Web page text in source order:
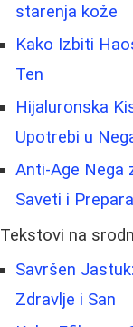
starenja kože
Kako Izbiti
Ten
Hijaluronska
Upotrebi u
Anti-Age Nega
Saveti i
Tekstovi na
Savršen
Zdravlje i San